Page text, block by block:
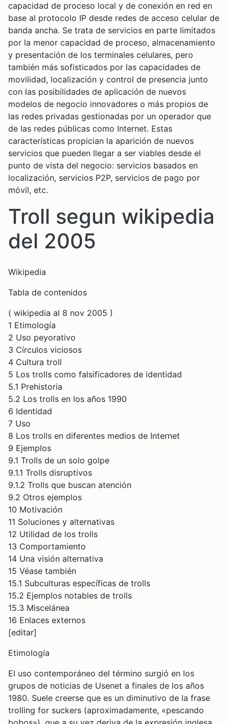
capacidad de proceso local y de conexión en red en
base al protocolo IP desde redes de acceso celular de
banda ancha. Se trata de servicios en parte limitados
por la menor capacidad de proceso, almacenamiento
y presentación de los terminales celulares, pero
también más sofisticados por las capacidades de
movilidad, localización y control de presencia junto
con las posibilidades de aplicación de nuevos
modelos de negocio innovadores o más propios de
las redes privadas gestionadas por un operador que
de las redes públicas como Internet. Estas
características propician la aparición de nuevos
servicios que pueden llegar a ser viables desde el
punto de vista del negocio: servicios basados en
localización, servicios P2P, servicios de pago por
móvil, etc.
Troll segun wikipedia
del 2005
Wikipedia
Tabla de contenidos
( wikipedia al 8 nov 2005 )
1 Etimología
2 Uso peyorativo
3 Círculos viciosos
4 Cultura troll
5 Los trolls como falsificadores de identidad
5.1 Prehistoria
5.2 Los trolls en los años 1990
6 Identidad
7 Uso
8 Los trolls en diferentes medios de Internet
9 Ejemplos
9.1 Trolls de un solo golpe
9.1.1 Trolls disruptivos
9.1.2 Trolls que buscan atención
9.2 Otros ejemplos
10 Motivación
11 Soluciones y alternativas
12 Utilidad de los trolls
13 Comportamiento
14 Una visión alternativa
15 Véase también
15.1 Subculturas específicas de trolls
15.2 Ejemplos notables de trolls
15.3 Miscelánea
16 Enlaces externos
[editar]
Etimología
El uso contemporáneo del término surgió en los
grupos de noticias de Usenet a finales de los años
1980. Suele creerse que es un diminutivo de la frase
trolling for suckers (aproximadamente, «pescando